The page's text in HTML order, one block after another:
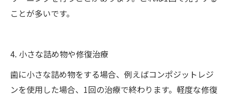
ことが多いです。
4. 小さな詰め物や修復治療
歯に小さな詰め物をする場合、例えばコンポジットレジ
ンを使用した場合、1回の治療で終わります。軽度な修復